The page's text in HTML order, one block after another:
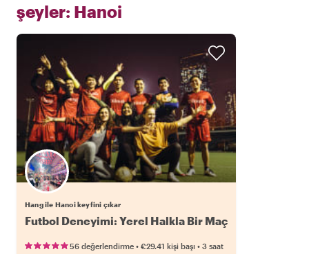
şeyler: Hanoi
Hang ile Hanoi keyfini çıkar
Futbol Deneyimi: Yerel Halkla Bir Maç
56 değerlendirme • €29.41 kişi başı • 3 saat